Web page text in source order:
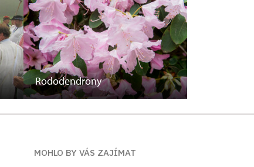
Rododendrony
MOHLO BY VÁS ZAJÍMAT